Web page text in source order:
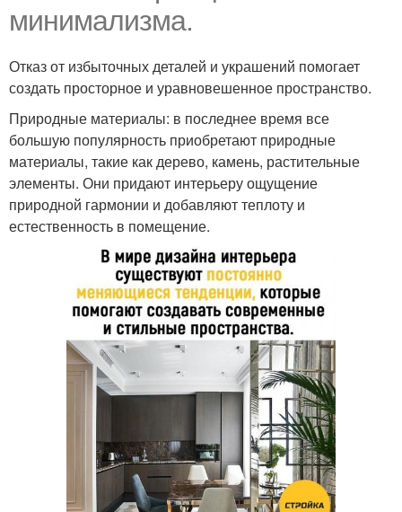
минимализма.
Отказ от избыточных деталей и украшений помогает
создать просторное и уравновешенное пространство.
Природные материалы: в последнее время все
большую популярность приобретают природные
материалы, такие как дерево, камень, растительные
элементы. Они придают интерьеру ощущение
природной гармонии и добавляют теплоту и
естественность в помещение.